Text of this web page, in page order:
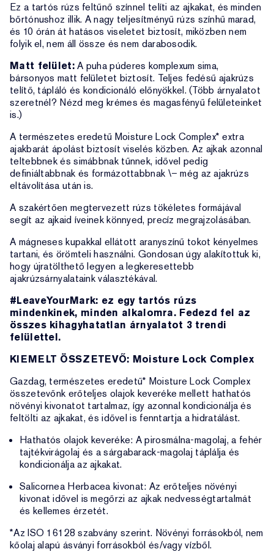
Ez a tartós rúzs feltűnő színnel telíti az ajkakat, és minden
bőrtónushoz illik. A nagy teljesítményű rúzs színhű marad,
és 10 órán át hatásos viseletet biztosít, miközben nem
folyik el, nem áll össze és nem darabosodik.
Matt felület:A puha púderes komplexum sima,
bársonyos matt felületet biztosít. Teljes fedésű ajakrúzs
telítő, tápláló és kondicionáló előnyökkel. (Több árnyalatot
szeretnél? Nézd meg krémes és magasfényű felületeinket
is.)
A természetes eredetű Moisture Lock Complex* extra
ajakbarát ápolást biztosít viselés közben. Az ajkak azonnal
teltebbnek és simábbnak tűnnek, idővel pedig
definiáltabbnak és formázottabbnak \– még az ajakrúzs
eltávolítása után is.
A szakértően megtervezett rúzs tökéletes formájával
segít az ajkaid íveinek könnyed, precíz megrajzolásában.
A mágneses kupakkal ellátott aranyszínű tokot kényelmes
tartani, és örömteli használni. Gondosan úgy alakítottuk ki,
hogy újratölthető legyen a legkeresettebb
ajakrúzsárnyalataink választékával.
#LeaveYourMark: ez egy tartós rúzs
mindenkinek, minden alkalomra. Fedezd fel az
összes kihagyhatatlan árnyalatot 3 trendi
felülettel.
KIEMELT ÖSSZETEVŐ: Moisture Lock Complex
Gazdag, természetes eredetű* Moisture Lock Complex
összetevőnk erőteljes olajok keveréke mellett hathatós
növényi kivonatot tartalmaz, így azonnal kondicionálja és
feltölti az ajkakat, és idővel is fenntartja a hidratálást.
Hathatós olajok keveréke: A pirosmálna-magolaj, a fehér
tajtékvirágolaj és a sárgabarack-magolaj táplálja és
kondicionálja az ajkakat.
Salicornea Herbacea kivonat: Az erőteljes növényi
kivonat idővel is megőrzi az ajkak nedvességtartalmát
és kellemes érzetét.
*Az ISO 16128 szabvány szerint. Növényi forrásokból, nem
kőolaj alapú ásványi forrásokból és/vagy vízből.